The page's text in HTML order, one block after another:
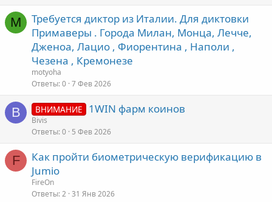
M
Требуется диктор из Италии. Для диктовки
Примаверы . Города Милан, Монца, Лечче,
Дженоа, Лацио , Фиорентина , Наполи ,
Чезена , Кремонезе
motyoha
Ответы 0 7 Фев 2026
B ВНИМАНИЕ 1WIN фарм коинов
Bivis
Ответы 0 5 Фев 2026
F
Как пройти биометрическую верификацию в
Jumio
FireOn
Ответы 2 31 Янв 2026